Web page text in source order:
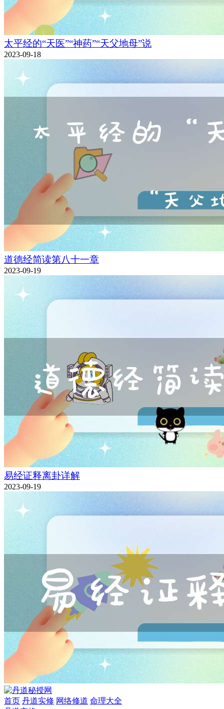
太平经的“天医”“神药”“天父地母”说
2023-09-18
道德经简读第八十一章
2023-09-19
易经证释离卦详解
2023-09-19
首页 丹道实修 网络修道 命理大全